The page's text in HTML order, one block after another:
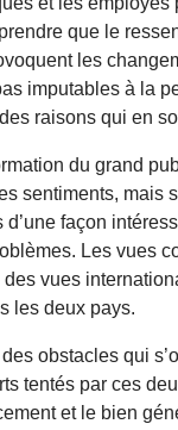
que le
les
imputables à la
raisons qui en
du grand
sentiments, mais
façon
Les vues
vues
les deux pays.
des obstacles qui
tentés par ces
et le bien